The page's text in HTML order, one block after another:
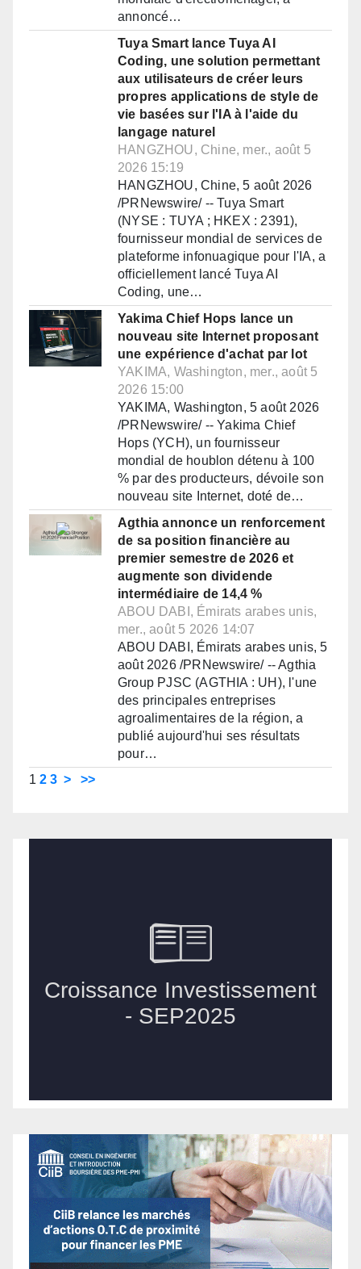
annoncé…
Tuya Smart lance Tuya AI
Coding, une solution permettant
aux utilisateurs de créer leurs
propres applications de style de
vie basées sur l'IA à l'aide du
langage naturel
HANGZHOU, Chine, mer., août 5
2026 15:19
HANGZHOU, Chine, 5 août 2026
/PRNewswire/ -- Tuya Smart
(NYSE : TUYA ; HKEX : 2391),
fournisseur mondial de services de
plateforme infonuagique pour l'IA, a
officiellement lancé Tuya AI
Coding, une…
Yakima Chief Hops lance un
nouveau site Internet proposant
une expérience d'achat par lot
YAKIMA, Washington, mer., août 5
2026 15:00
YAKIMA, Washington, 5 août 2026
/PRNewswire/ -- Yakima Chief
Hops (YCH), un fournisseur
mondial de houblon détenu à 100
% par des producteurs, dévoile son
nouveau site Internet, doté de…
Agthia annonce un renforcement
de sa position financière au
premier semestre de 2026 et
augmente son dividende
intermédiaire de 14,4 %
ABOU DABI, Émirats arabes unis,
mer., août 5 2026 14:07
ABOU DABI, Émirats arabes unis, 5
août 2026 /PRNewswire/ -- Agthia
Group PJSC (AGTHIA : UH), l'une
des principales entreprises
agroalimentaires de la région, a
publié aujourd'hui ses résultats
pour…
1 2 3 > >>